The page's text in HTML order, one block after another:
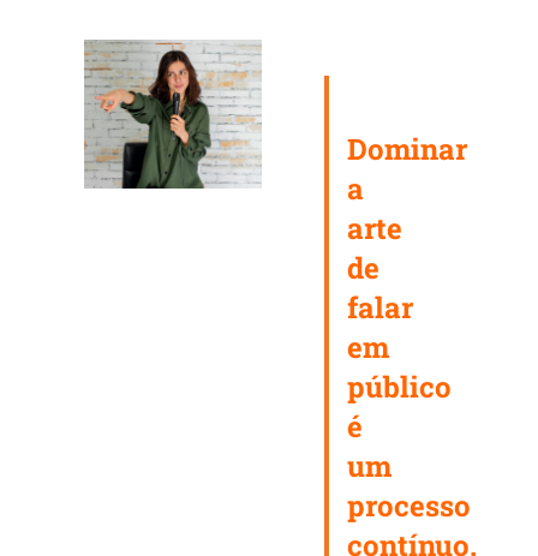
Dominar
a
arte
de
falar
em
público
é
um
processo
contínuo.